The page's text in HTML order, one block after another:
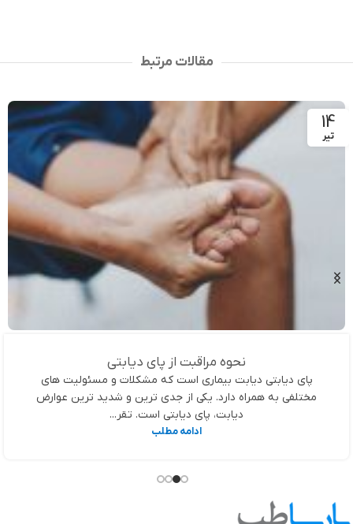
مقالات مرتبط
14
تیر
نحوه مراقبت از پای دیابتی
پای دیابتی دیابت بیماری است که مشکلات و مسئولیت های
مختلفی به همراه دارد. یکی از جدی ترین و شدید ترین عوارض
دیابت، پای دیابتی است. تقر...
ادامه مطلب